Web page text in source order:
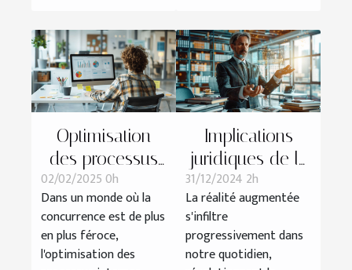
Optimisation
des processus
internes pour
une meilleure
performance
d'entreprise
02/02/2025 0h
Dans un monde où la
concurrence est de plus
en plus féroce,
l'optimisation des
Implications
juridiques de la
réalité
augmentée
dans les
services
31/12/2024 2h
La réalité augmentée
s'infiltre
progressivement dans
notre quotidien,